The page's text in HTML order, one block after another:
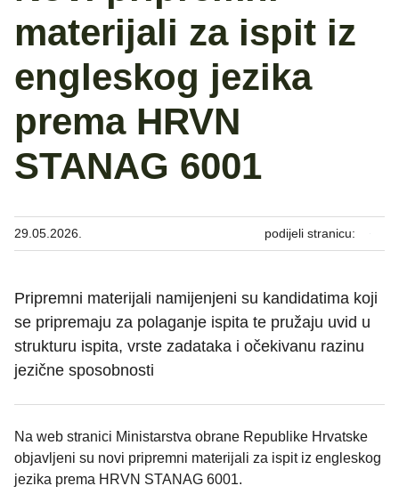
materijali za ispit iz
engleskog jezika
prema HRVN
STANAG 6001
29.05.2026. podijeli stranicu:
Pripremni materijali namijenjeni su kandidatima koji
se pripremaju za polaganje ispita te pružaju uvid u
strukturu ispita, vrste zadataka i očekivanu razinu
jezične sposobnosti
Na web stranici Ministarstva obrane Republike Hrvatske
objavljeni su novi pripremni materijali za ispit iz engleskog
jezika prema HRVN STANAG 6001.